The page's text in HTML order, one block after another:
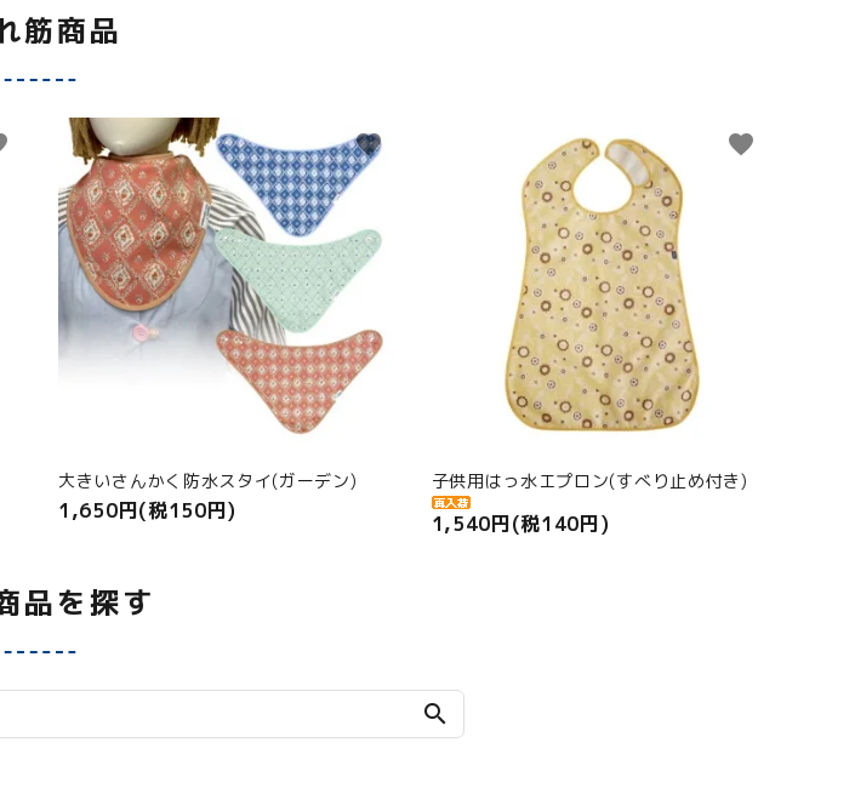
筋商品
大きいさんかく防水スタイ(ガーデン)
1,650円(税150円)
favorite
子供用はっ水エプロン(すべり止め付き)
1,540円(税140円)
favorite
品を探す
search